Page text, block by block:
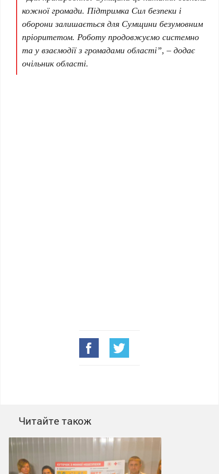
кожної громади. Підтримка Сил безпеки і
оборони залишається для Сумщини безумовним
пріоритетом. Роботу продовжуємо системно
та у взаємодії з громадами області”, – додає
очільник області.
Читайте також